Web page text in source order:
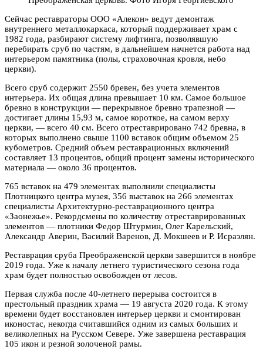
Сейчас реставраторы ООО «Алекон» ведут демонтаж
внутреннего металлокаркаса, который поддерживает храм с
1982 года, разбирают систему лифтинга, позволявшую
перебирать сруб по частям, в дальнейшем начнется работа над
интерьером памятника (полы, страховочная кровля, небо
церкви).
Всего сруб содержит 2550 бревен, без учета элементов
интерьера. Их общая длина превышает 10 км. Самое большое
бревно в конструкции — перекрывное бревно трапезной —
достигает длины 15,93 м, самое короткое, на самом верху
церкви, — всего 40 см. Всего отреставрировано 742 бревна, в
которых выполнено свыше 1100 вставок общим объемом 25
кубометров. Средний объем реставрационных включений
составляет 13 процентов, общий процент замены исторического
материала — около 36 процентов.
765 вставок на 479 элементах выполнили специалисты
Плотницкого центра музея, 356 выставок на 266 элементах
специалисты Архитектурно-реставрационного центра
«Заонежье». Рекордсмены по количеству отреставрированных
элементов — плотники Федор Штурмин, Олег Карельский,
Александр Аверин, Василий Варенов, Д. Мокшеев и Р. Исраэлян.
Реставрация сруба Преображенской церкви завершится в ноябре
2019 года. Уже к началу летнего туристического сезона года
храм будет полностью освобожден от лесов.
Первая служба после 40-летнего перерыва состоится в
престольный праздник храма — 19 августа 2020 года. К этому
времени будет восстановлен интерьер церкви и смонтирован
иконостас, некогда считавшийся одним из самых больших и
великолепных на Русском Севере. Уже завершена реставрация
105 икон и резной золоченой рамы.